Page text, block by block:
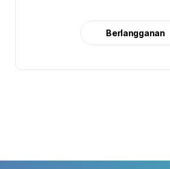
Berlangganan